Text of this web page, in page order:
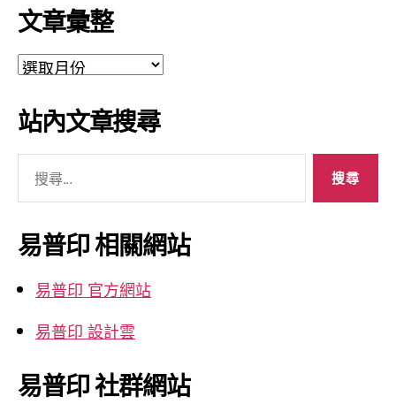
文章彙整
文
彙
整
站內文章搜尋
關
鍵
字:
易普印 相關網站
易普印 官方網站
易普印 設計雲
易普印 社群網站